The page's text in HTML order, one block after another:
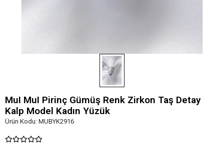
MuI MuI Pirinç Gümüş Renk Zirkon Taş Detay
Kalp Model Kadın Yüzük
Ürün Kodu: MUBYK2916